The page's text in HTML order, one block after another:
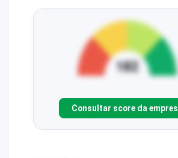
Consultar score da